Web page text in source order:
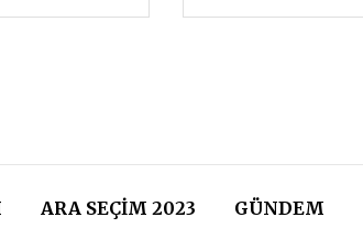
ARA SEÇIM 2023 GÜNDEM